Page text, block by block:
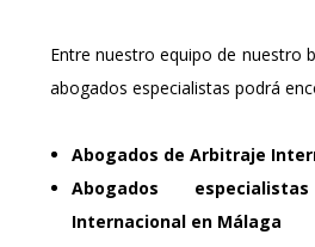
Entre nuestro equipo de nuestro
abogados especialistas podrá
Abogados de Arbitraje
Abogados
Internacional en Málaga